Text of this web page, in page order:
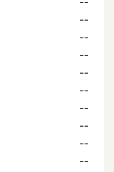
--
--
--
--
--
--
--
--
--